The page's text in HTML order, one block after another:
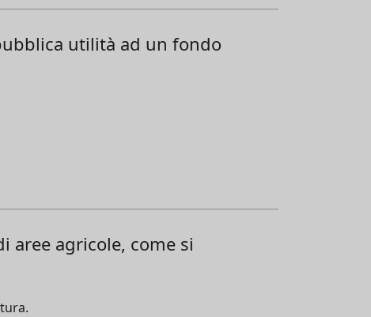
utilità ad un fondo
aree agricole, come si